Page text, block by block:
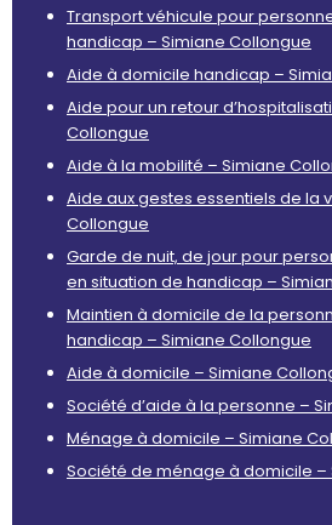
Transport véhicule pour
handicap – Simiane Collongue
Aide à domicile handicap –
Aide pour un retour
Collongue
Aide à la mobilité – Simiane
Aide aux gestes essentiels de la
Collongue
Garde de nuit, de jour pour
en situation de handicap –
Maintien à domicile de la
handicap – Simiane Collongue
Aide à domicile – Simiane
Société d’aide à la personne –
Ménage à domicile – Simiane
Société de ménage à domicile –